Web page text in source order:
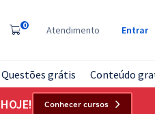
0 Atendimento Entrar
Questões grátis Conteúdo
Conhecer cursos